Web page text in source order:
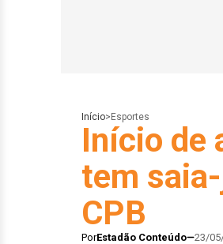
Início> Esportes
Início de
tem
CPB
PorEstadão Conteúdo 23/